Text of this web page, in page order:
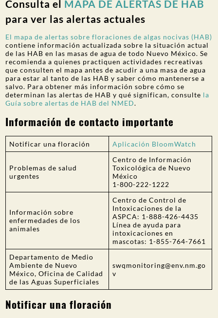
Consulta el MAPA DE ALERTAS DE HAB
para ver las alertas actuales
El mapa de alertas sobre floraciones de algas nocivas (HAB)
contiene información actualizada sobre la situación actual
de las HAB en las masas de agua de todo Nuevo México. Se
recomienda a quienes practiquen actividades recreativas
que consulten el mapa antes de acudir a una masa de agua
para estar al tanto de las HAB y saber cómo mantenerse a
salvo. Para obtener más información sobre cómo se
determinan las alertas de HAB y qué significan, consulte la
Guía sobre alertas de HAB del NMED.
Información de contacto importante
Notificar una floración Aplicación BloomWatch
Problemas de salud
urgentes
Centro de Información
Toxicológica de Nuevo
México
1-800-222-1222
Información sobre
enfermedades de los
animales
Centro de Control de
Intoxicaciones de la
ASPCA: 1-888-426-4435
Línea de ayuda para
intoxicaciones en
mascotas: 1-855-764-7661
Departamento de Medio
Ambiente de Nuevo
México, Oficina de Calidad
de las Aguas Superficiales
swqmonitoring@env.nm.go
v
Notificar una floración